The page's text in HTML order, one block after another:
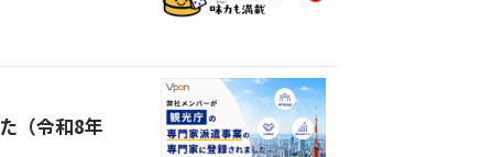
（令和8年